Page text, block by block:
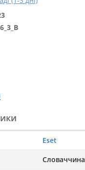
Eset
Словаччина